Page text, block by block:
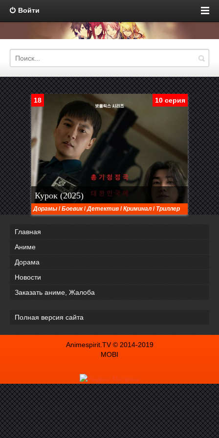
Войти
10 серия
18
Курок (2025)
Дорамы /Боевик/Детектив /Криминал/ Триллер
Главная
Аниме
Дорама
Новости
Заказать аниме, Жалоба
Полная версия сайта
Animespirit.TV © 2014-2019
MOBI